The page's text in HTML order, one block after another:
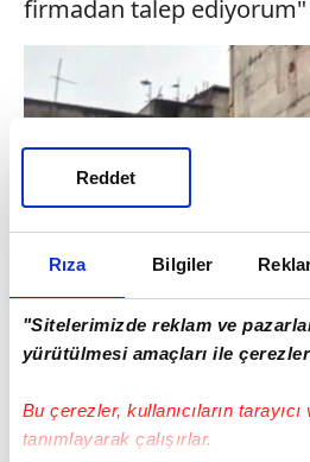
Rıza Bilgiler
"Sitelerimizde reklam ve
yürütülmesi amaçları ile
Bu çerezler, kullanıcıların tarayıcı
tanımlayarak çalışırlar.
Reddet
firmadan talep ediyorum"
KATINDAKİ KOLONLARA
BİNAYI ÇÖKERTTİLER